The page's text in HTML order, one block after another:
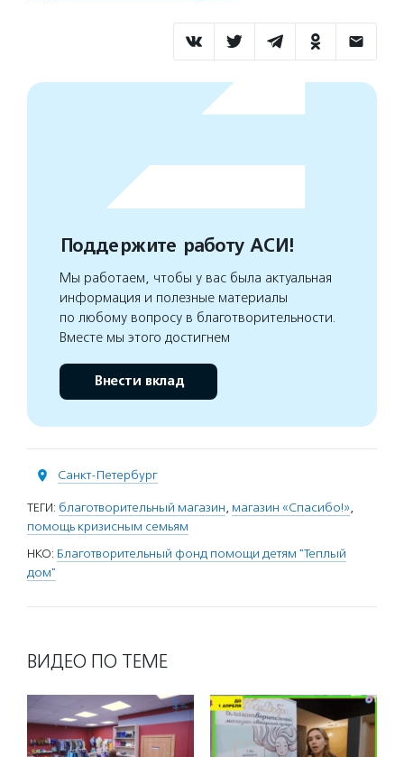
Поддержите работу АСИ!
Мы работаем, чтобы у вас была актуальная
информация и полезные материалы
по любому вопросу в благотворительности.
Вместе мы этого достигнем
Внести вклад
Санкт-Петербург
ТЕГИ: благотворительный магазин, магазин «Спасибо!»,
помощь кризисным семьям
НКО: Благотворительный фонд помощи детям "Теплый
дом"
ВИДЕО ПО ТЕМЕ